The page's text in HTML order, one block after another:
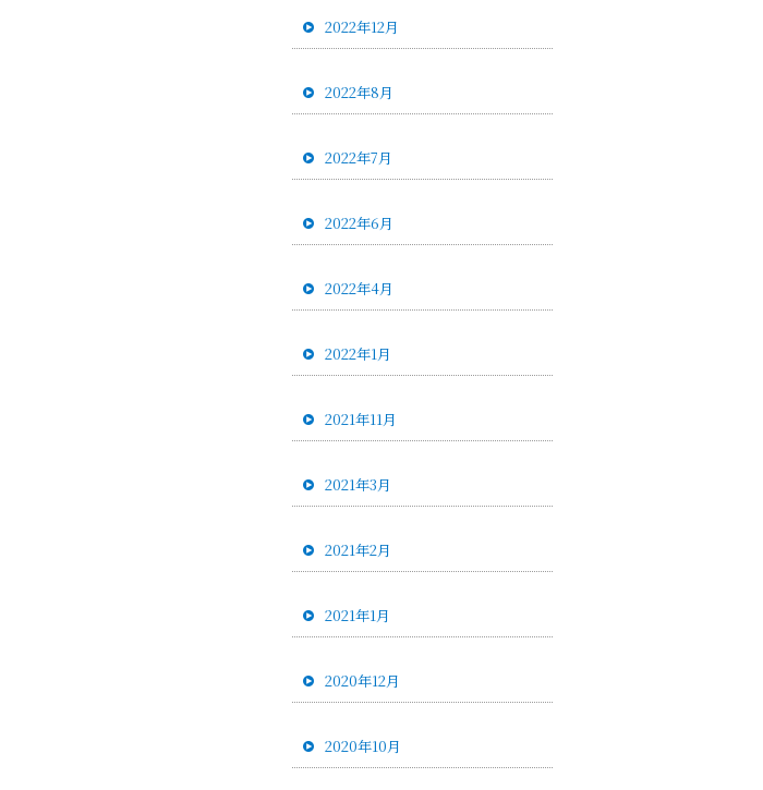
2022年12月
2022年8月
2022年7月
2022年6月
2022年4月
2022年1月
2021年11月
2021年3月
2021年2月
2021年1月
2020年12月
2020年10月